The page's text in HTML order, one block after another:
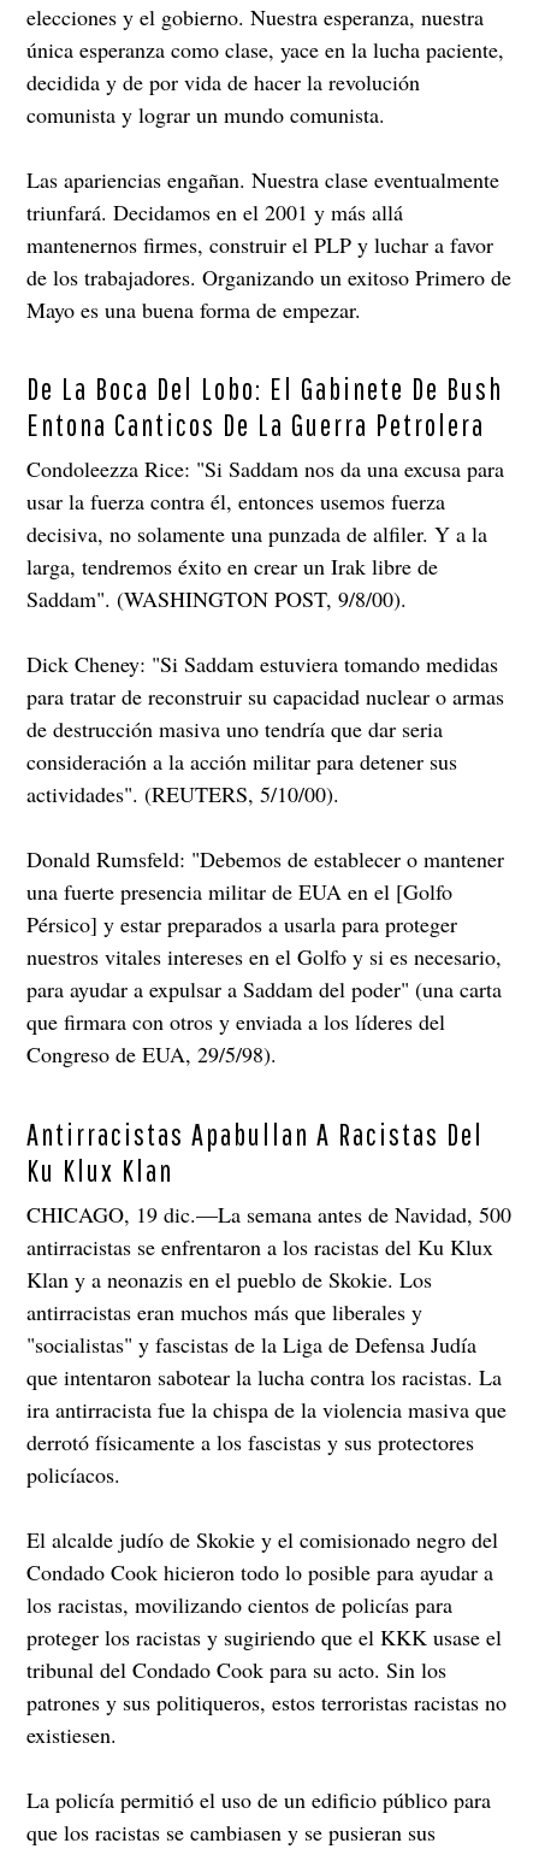
elecciones y el gobierno. Nuestra esperanza, nuestra
única esperanza como clase, yace en la lucha paciente,
decidida y de por vida de hacer la revolución
comunista y lograr un mundo comunista.
Las apariencias engañan. Nuestra clase eventualmente
triunfará. Decidamos en el 2001 y más allá
mantenernos firmes, construir el PLP y luchar a favor
de los trabajadores. Organizando un exitoso Primero de
Mayo es una buena forma de empezar.
De La Boca Del Lobo: El Gabinete De Bush
Entona Canticos De La Guerra Petrolera
Condoleezza Rice: "Si Saddam nos da una excusa para
usar la fuerza contra él, entonces usemos fuerza
decisiva, no solamente una punzada de alfiler. Y a la
larga, tendremos éxito en crear un Irak libre de
Saddam". (WASHINGTON POST, 9/8/00).
Dick Cheney: "Si Saddam estuviera tomando medidas
para tratar de reconstruir su capacidad nuclear o armas
de destrucción masiva uno tendría que dar seria
consideración a la acción militar para detener sus
actividades". (REUTERS, 5/10/00).
Donald Rumsfeld: "Debemos de establecer o mantener
una fuerte presencia militar de EUA en el [Golfo
Pérsico] y estar preparados a usarla para proteger
nuestros vitales intereses en el Golfo y si es necesario,
para ayudar a expulsar a Saddam del poder" (una carta
que firmara con otros y enviada a los líderes del
Congreso de EUA, 29/5/98).
Antirracistas Apabullan A Racistas Del
Ku Klux Klan
CHICAGO, 19 dic.—La semana antes de Navidad, 500
antirracistas se enfrentaron a los racistas del Ku Klux
Klan y a neonazis en el pueblo de Skokie. Los
antirracistas eran muchos más que liberales y
"socialistas" y fascistas de la Liga de Defensa Judía
que intentaron sabotear la lucha contra los racistas. La
ira antirracista fue la chispa de la violencia masiva que
derrotó físicamente a los fascistas y sus protectores
policíacos.
El alcalde judío de Skokie y el comisionado negro del
Condado Cook hicieron todo lo posible para ayudar a
los racistas, movilizando cientos de policías para
proteger los racistas y sugiriendo que el KKK usase el
tribunal del Condado Cook para su acto. Sin los
patrones y sus politiqueros, estos terroristas racistas no
existiesen.
La policía permitió el uso de un edificio público para
que los racistas se cambiasen y se pusieran sus